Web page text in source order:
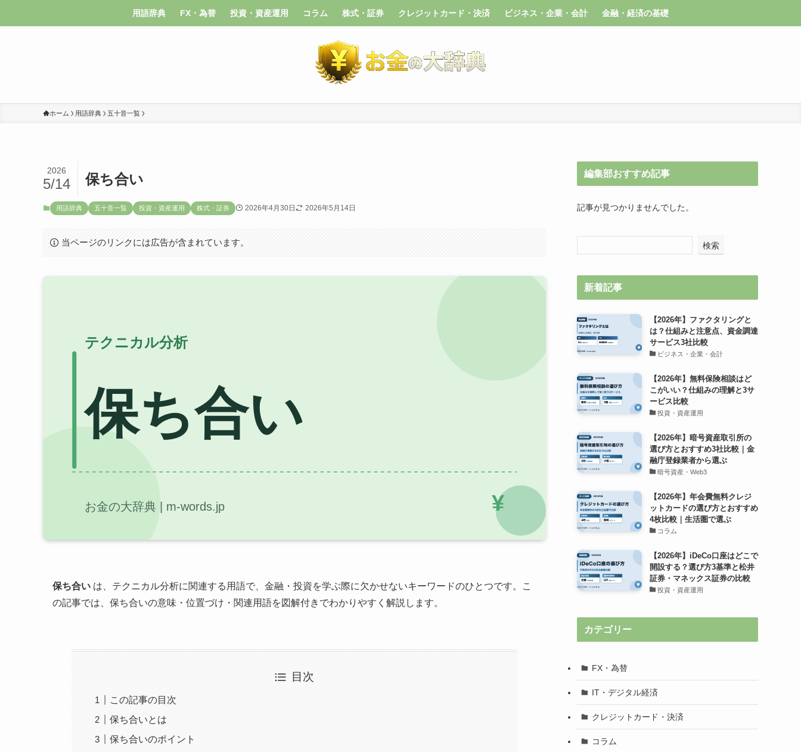
用語辞典 FX・為替 投資・資産運用 コラム 株式・証券 クレジットカード・決済 ビジネス・企業・会計 金融・経済の基礎
ホーム 用語辞典 五十音一覧
保ち合い
2026
5/14
用語辞典 五十音一覧 投資・資産運用 株式・証券 2026年4月30日 2026年5月14日
当ページのリンクには広告が含まれています。
保ち合い は、テクニカル分析に関連する用語で、金融・投資を学ぶ際に欠かせないキーワードのひとつです。こ
の記事では、保ち合いの意味・位置づけ・関連用語を図解付きでわかりやすく解説します。
目次
この記事の目次
保ち合いとは
保ち合いのポイント
編集部おすすめ記事
記事が見つかりませんでした。
検索
新着記事
【2026年】ファクタリングと
は？仕組みと注意点、資金調達
サービス3社比較
ビジネス・企業・会計
【2026年】無料保険相談はど
こがいい？仕組みの理解と3サ
ービス比較
投資・資産運用
【2026年】暗号資産取引所の
選び方とおすすめ3社比較｜金
融庁登録業者から選ぶ
暗号資産・Web3
【2026年】年会費無料クレジ
ットカードの選び方とおすすめ
4枚比較｜生活圏で選ぶ
コラム
【2026年】iDeCo口座はどこで
開設する？選び方3基準と松井
証券・マネックス証券の比較
投資・資産運用
カテゴリー
FX・為替
IT・デジタル経済
クレジットカード・決済
コラム